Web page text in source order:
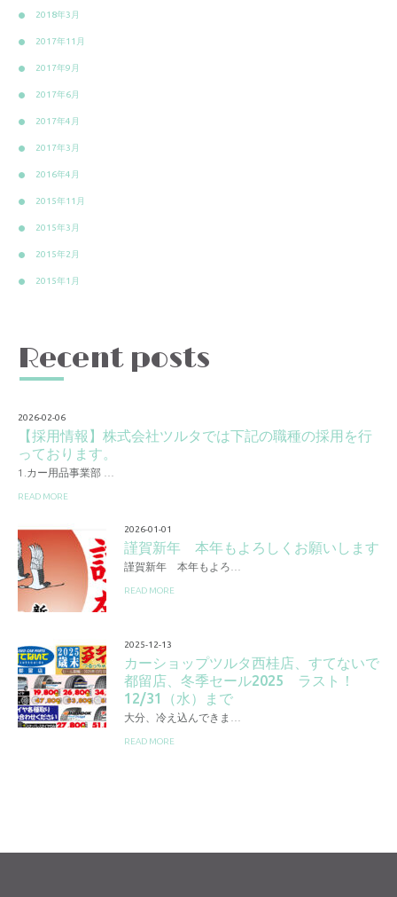
2018年3月
2017年11月
2017年9月
2017年6月
2017年4月
2017年3月
2016年4月
2015年11月
2015年3月
2015年2月
2015年1月
Recent posts
2026-02-06
【採用情報】株式会社ツルタでは下記の職種の採用を行
っております。
1.カー用品事業部 …
READ MORE
2026-01-01
謹賀新年 本年もよろしくお願いします
謹賀新年 本年もよろ…
READ MORE
2025-12-13
カーショップツルタ西桂店、すてないで
都留店、冬季セール2025 ラスト！
12/31（水）まで
大分、冷え込んできま…
READ MORE